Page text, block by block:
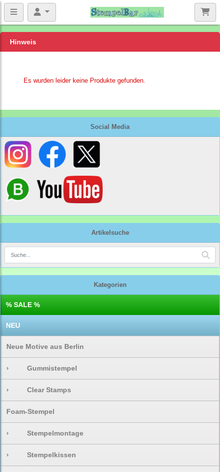
Social Media
Artikelsuche
Kategorien
% SALE %
NEU
Neue Motive aus Berlin
› Gummistempel
› Clear Stamps
Foam-Stempel
› Stempelmontage
› Stempelkissen
Hinweis
Es wurden leider keine Produkte gefunden.